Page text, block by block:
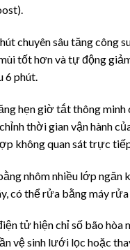
chuyên sâu tăng công
tốt hơn và tự động
6 phút.
hẹn giờ tắt thông
thời gian vận hành
không quan sát trực
nhôm nhiều lớp ngăn
có thể rửa bằng máy
tử hiện chỉ số bão hòa
vệ sinh lưới lọc hoặc